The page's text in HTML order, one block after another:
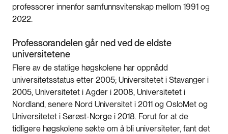
professorer innenfor samfunnsvitenskap mellom 1991 og
2022.
Professorandelen går ned ved de eldste
universitetene
Flere av de statlige høgskolene har oppnådd
universitetsstatus etter 2005; Universitetet i Stavanger i
2005, Universitetet i Agder i 2008, Universitetet i
Nordland, senere Nord Universitet i 2011 og OsloMet og
Universitetet i Sørøst-Norge i 2018. Forut for at de
tidligere høgskolene søkte om å bli universiteter, fant det